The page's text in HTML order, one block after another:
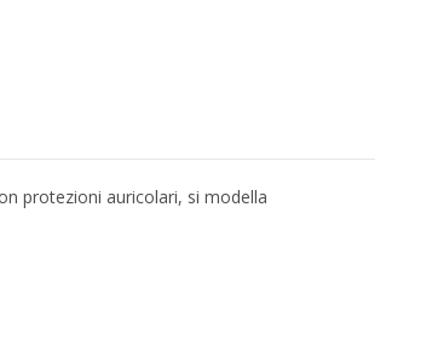
protezioni auricolari, si modella